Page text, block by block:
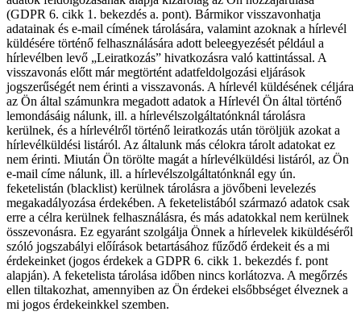
(GDPR 6. cikk 1. bekezdés a. pont). Bármikor visszavonhatja
adatainak és e-mail címének tárolására, valamint azoknak a hírlevél
küldésére történő felhasználására adott beleegyezését például a
hírlevélben levő „Leiratkozás” hivatkozásra való kattintással. A
visszavonás előtt már megtörtént adatfeldolgozási eljárások
jogszerűségét nem érinti a visszavonás. A hírlevél küldésének céljára
az Ön által számunkra megadott adatok a Hírlevél Ön által történő
lemondásáig nálunk, ill. a hírlevélszolgáltatónknál tárolásra
kerülnek, és a hírlevélről történő leiratkozás után töröljük azokat a
hírlevélküldési listáról. Az általunk más célokra tárolt adatokat ez
nem érinti. Miután Ön törölte magát a hírlevélküldési listáról, az Ön
e-mail címe nálunk, ill. a hírlevélszolgáltatónknál egy ún.
feketelistán (blacklist) kerülnek tárolásra a jövőbeni levelezés
megakadályozása érdekében. A feketelistából származó adatok csak
erre a célra kerülnek felhasználásra, és más adatokkal nem kerülnek
összevonásra. Ez egyaránt szolgálja Önnek a hírlevelek kiküldéséről
szóló jogszabályi előírások betartásához fűződő érdekeit és a mi
érdekeinket (jogos érdekek a GDPR 6. cikk 1. bekezdés f. pont
alapján). A feketelista tárolása időben nincs korlátozva. A megőrzés
ellen tiltakozhat, amennyiben az Ön érdekei elsőbbséget élveznek a
mi jogos érdekeinkkel szemben.